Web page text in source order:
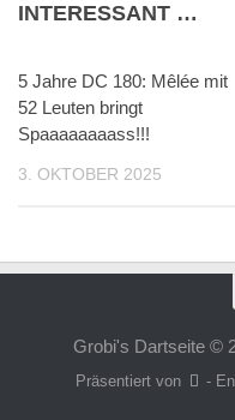
INTERESSANT …
5 Jahre DC 180: Mêlée mit
52 Leuten bringt
Spaaaaaaaass!!!
3. OKTOBER 2025
Grobi's Dartseite ©
Präsentiert von -